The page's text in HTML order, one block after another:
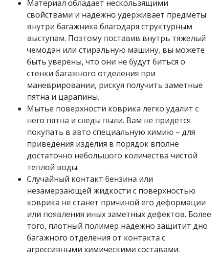
Материал обладает нескользящими
свойствами и надежно удерживает предметы
внутри багажника благодаря структурным
выступам. Поэтому поставив внутрь тяжелый
чемодан или стиральную машину, вы можете
быть уверены, что они не будут биться о
стенки багажного отделения при
маневрировании, рискуя получить заметные
пятна и царапины.
Мытье поверхности коврика легко удалит с
него пятна и следы пыли. Вам не придется
покупать в авто специальную химию – для
приведения изделия в порядок вполне
достаточно небольшого количества чистой
теплой воды.
Случайный контакт бензина или
незамерзающей жидкости с поверхностью
коврика не станет причиной его деформации
или появления иных заметных дефектов. Более
того, плотный полимер надежно защитит дно
багажного отделения от контакта с
агрессивными химическими составами.